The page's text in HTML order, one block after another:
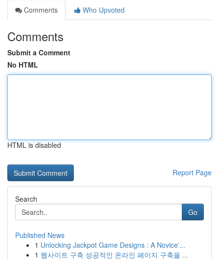
Comments
Who Upvoted
Comments
Submit a Comment
No HTML
HTML is disabled
Report Page
Search
Go
Published News
1 Unlocking Jackpot Game Designs : A Novice'...
1 웹사이트 구축 성공적인 온라인 페이지 구축을 ...